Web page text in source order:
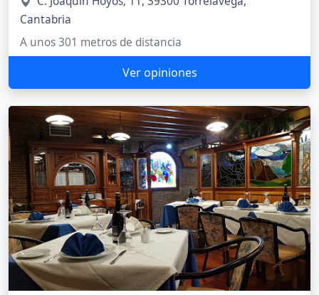
Cantabria
A unos 301 metros de distancia
Ver opiniones